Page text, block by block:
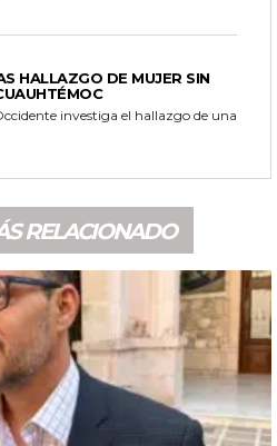
HALLAZGO DE MUJER SIN
investiga el hallazgo de una
RELACIONADO